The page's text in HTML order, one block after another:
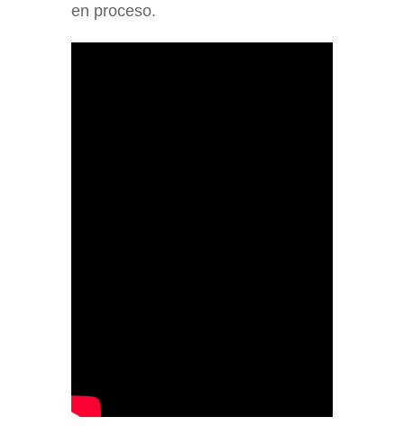
en proceso.